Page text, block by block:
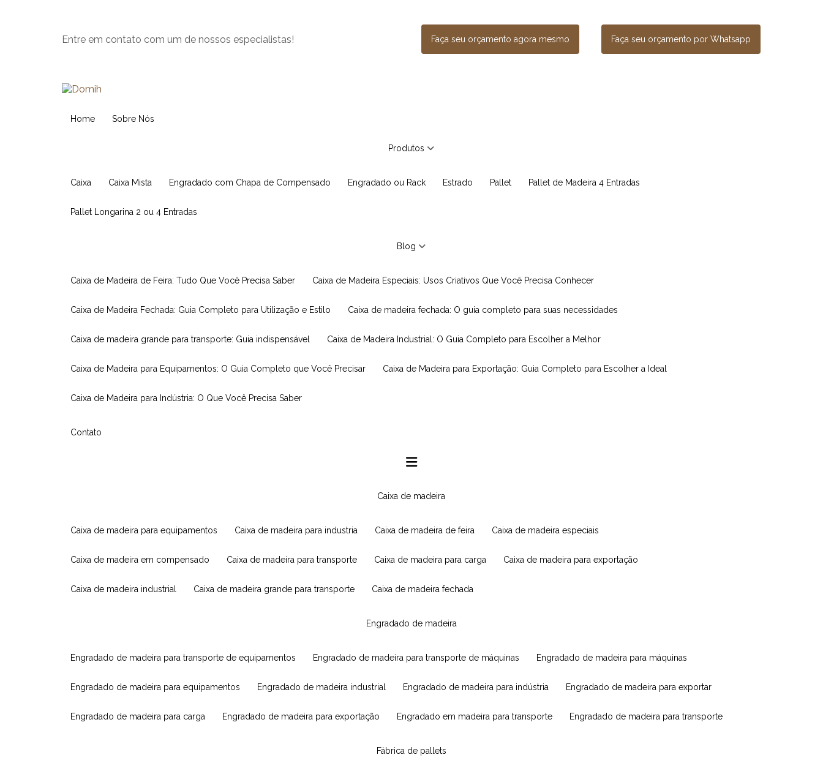
Entre em contato com um de nossos especialistas! Faça seu orçamento agora mesmo Faça seu orçamento por Whatsapp
Home Sobre Nós
Produtos
Caixa Caixa Mista Engradado com Chapa de Compensado Engradado ou Rack Estrado Pallet Pallet de Madeira 4 Entradas
Pallet Longarina 2 ou 4 Entradas
Blog
Caixa de Madeira de Feira: Tudo Que Você Precisa Saber Caixa de Madeira Especiais: Usos Criativos Que Você Precisa Conhecer
Caixa de Madeira Fechada: Guia Completo para Utilização e Estilo Caixa de madeira fechada: O guia completo para suas necessidades
Caixa de madeira grande para transporte: Guia indispensável Caixa de Madeira Industrial: O Guia Completo para Escolher a Melhor
Caixa de Madeira para Equipamentos: O Guia Completo que Você Precisar Caixa de Madeira para Exportação: Guia Completo para Escolher a Ideal
Caixa de Madeira para Indústria: O Que Você Precisa Saber
Contato
caixa de madeira
caixa de madeira para equipamentos caixa de madeira para industria caixa de madeira de feira caixa de madeira especiais
caixa de madeira em compensado caixa de madeira para transporte caixa de madeira para carga caixa de madeira para exportação
caixa de madeira industrial caixa de madeira grande para transporte caixa de madeira fechada
engradado de madeira
engradado de madeira para transporte de equipamentos engradado de madeira para transporte de máquinas engradado de madeira para máquinas
engradado de madeira para equipamentos engradado de madeira industrial engradado de madeira para indústria engradado de madeira para exportar
engradado de madeira para carga engradado de madeira para exportação engradado em madeira para transporte engradado de madeira para transporte
fábrica de pallets